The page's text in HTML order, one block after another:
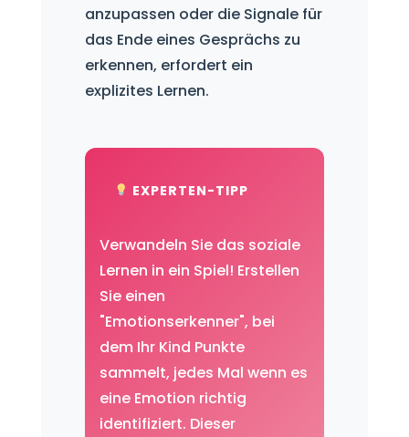
anzupassen oder die Signale für
das Ende eines Gesprächs zu
erkennen, erfordert ein
explizites Lernen.
EXPERTEN-TIPP
Verwandeln Sie das soziale
Lernen in ein Spiel! Erstellen
Sie einen
"Emotionserkenner", bei
dem Ihr Kind Punkte
sammelt, jedes Mal wenn es
eine Emotion richtig
identifiziert. Dieser